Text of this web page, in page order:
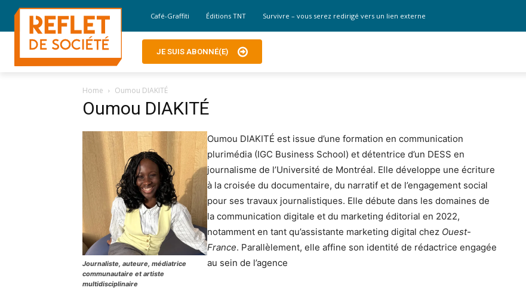
Café-Graffiti Éditions TNT Survivre – vous serez redirigé vers un lien externe
JE SUIS ABONNÉ(E)
Home Oumou DIAKITÉ
Oumou DIAKITÉ
Journaliste, auteure, médiatrice
communautaire et artiste
multidisciplinaire
Oumou DIAKITÉ est issue d’une formation en communication
plurimédia (IGC Business School) et détentrice d’un DESS en
journalisme de l’Université de Montréal. Elle développe une écriture
à la croisée du documentaire, du narratif et de l’engagement social
pour ses travaux journalistiques. Elle débute dans les domaines de
la communication digitale et du marketing éditorial en 2022,
notamment en tant qu’assistante marketing digital chez Ouest-
France. Parallèlement, elle affine son identité de rédactrice engagée
au sein de l’agence